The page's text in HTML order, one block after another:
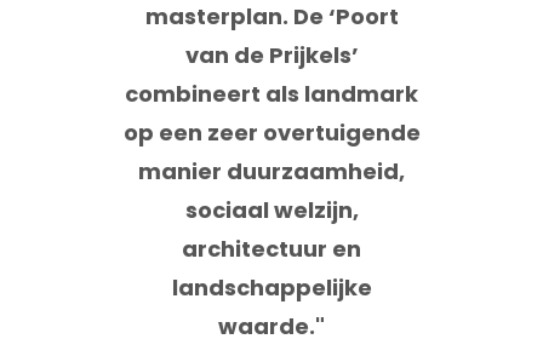
masterplan. De ‘Poort
van de Prijkels’
combineert als landmark
op een zeer overtuigende
manier duurzaamheid,
sociaal welzijn,
architectuur en
landschappelijke
waarde."